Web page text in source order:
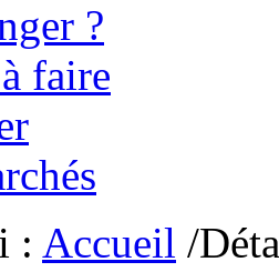
?
faire
: Accueil /